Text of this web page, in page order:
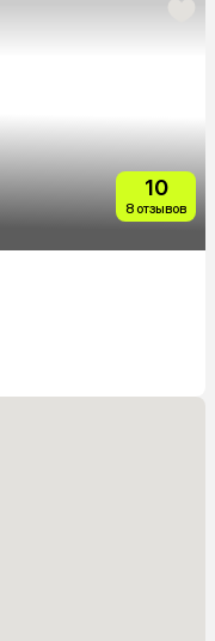
10
8 отзывов